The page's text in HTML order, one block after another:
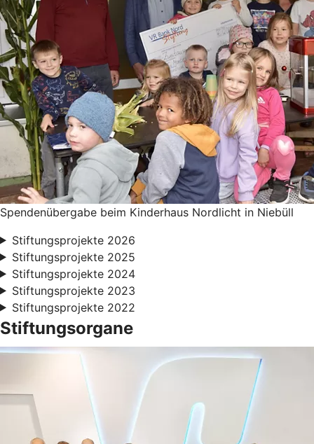
Spendenübergabe beim Kinderhaus Nordlicht in Niebüll
Stiftungsprojekte 2026
Stiftungsprojekte 2025
Stiftungsprojekte 2024
Stiftungsprojekte 2023
Stiftungsprojekte 2022
Stiftungsorgane